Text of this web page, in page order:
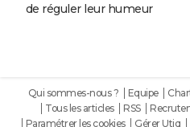
de réguler leur humeur
Qui sommes-nous ? Equipe
Tous les articles
RSS
Paramétrer les cookies
Gérer Utiq